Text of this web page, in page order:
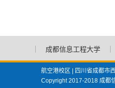
成都信息工程大学
航空港校区 | 四川省成都市
Copyright 2017-2018 成都